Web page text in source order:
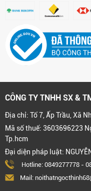
CÔNG TY TNHH SX &
Địa chỉ: Tổ 7, Ấp Trầu, Xã
Mã số thuế: 3603696223
Tp.hcm
Đại diện pháp luật:
Hotline: 0849277778 -
Mail: